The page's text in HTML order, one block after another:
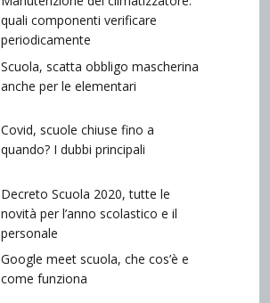
quali componenti verificare
periodicamente
Scuola, scatta obbligo mascherina
anche per le elementari
Covid, scuole chiuse fino a
quando? I dubbi principali
Decreto Scuola 2020, tutte le
novità per l’anno scolastico e il
personale
Google meet scuola, che cos’è e
come funziona